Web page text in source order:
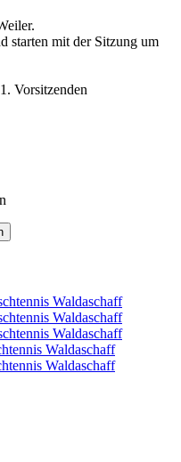
starten mit der Sitzung um
Vorsitzenden
Waldaschaff
Waldaschaff
Waldaschaff
Waldaschaff
Waldaschaff